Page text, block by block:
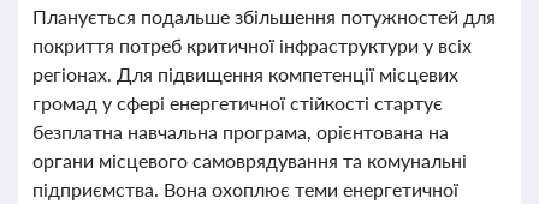
Планується подальше збільшення потужностей для
покриття потреб критичної інфраструктури у всіх
регіонах. Для підвищення компетенції місцевих
громад у сфері енергетичної стійкості стартує
безплатна навчальна програма, орієнтована на
органи місцевого самоврядування та комунальні
підприємства. Вона охоплює теми енергетичної